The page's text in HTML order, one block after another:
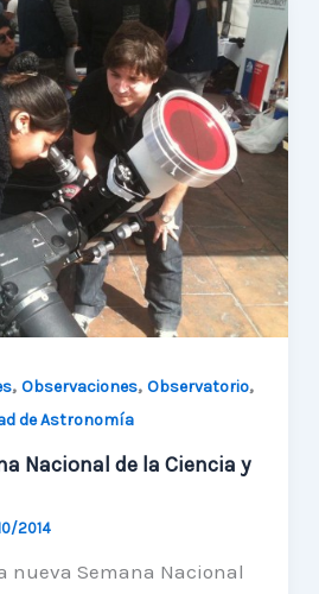
, Observaciones, Observatorio,
de Astronomía
Nacional de la Ciencia y
2014
nueva Semana Nacional